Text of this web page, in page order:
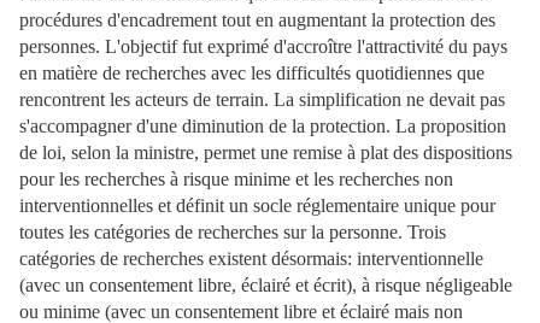
procédures d'encadrement tout en augmentant la protection des
personnes. L'objectif fut exprimé d'accroître l'attractivité du pays
en matière de recherches avec les difficultés quotidiennes que
rencontrent les acteurs de terrain. La simplification ne devait pas
s'accompagner d'une diminution de la protection. La proposition
de loi, selon la ministre, permet une remise à plat des dispositions
pour les recherches à risque minime et les recherches non
interventionnelles et définit un socle réglementaire unique pour
toutes les catégories de recherches sur la personne. Trois
catégories de recherches existent désormais: interventionnelle
(avec un consentement libre, éclairé et écrit), à risque négligeable
ou minime (avec un consentement libre et éclairé mais non